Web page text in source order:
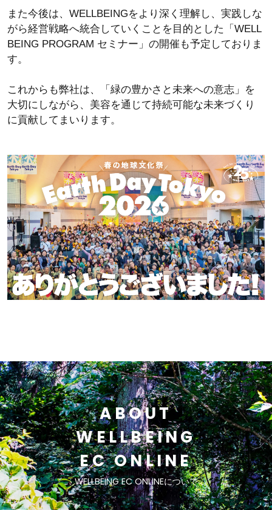
また今後は、WELLBEINGをより深く理解し、実践しな
がら経営戦略へ統合していくことを目的とした「WELL
BEING PROGRAM セミナー」の開催も予定しておりま
す。
これからも弊社は、「緑の豊かさと未来への意志」を
大切にしながら、美容を通じて持続可能な未来づくり
に貢献してまいります。
ABOUT
WELLBEING
EC ONLINE
WELLBEING EC ONLINEについて